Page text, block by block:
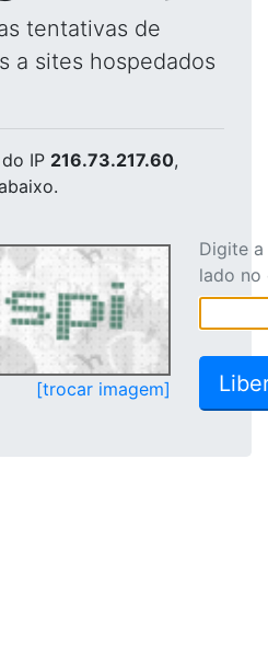
tentativas de
a sites hospedados
do IP 216.73.217.60,
[trocar imagem]
Digite
lado no